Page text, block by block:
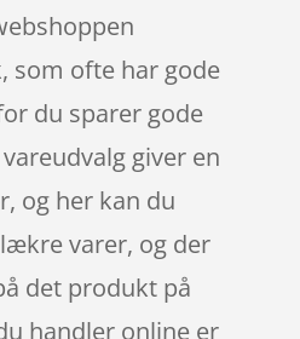
som ofte har gode
du sparer gode
giver en
og her kan du
varer, og der
det produkt på
handler online er